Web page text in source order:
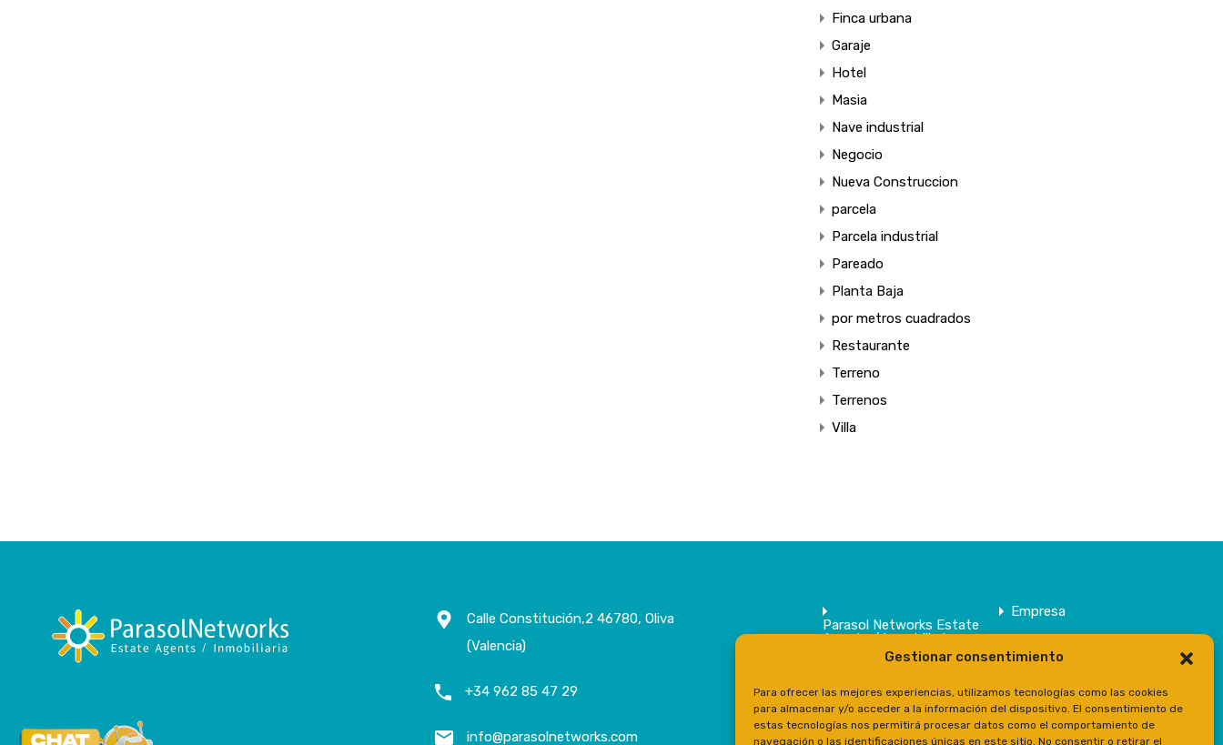
Gestionar consentimiento
Para ofrecer las mejores experiencias, utilizamos tecnologías como las cookies
para almacenar y/o acceder a la información del dispositivo. El consentimiento de
estas tecnologías nos permitirá procesar datos como el comportamiento de
navegación o las identificaciones únicas en este sitio. No consentir o retirar el
Finca urbana
Garaje
Hotel
Masia
Nave industrial
Negocio
Nueva Construccion
parcela
Parcela industrial
Pareado
Planta Baja
por metros cuadrados
Restaurante
Terreno
Terrenos
Villa
Calle Constitución,2 46780, Oliva
(Valencia)
+34 962 85 47 29
info@parasolnetworks.com
Parasol Networks Estate
Agents / Inmobiliaria
Empresa
Prensa